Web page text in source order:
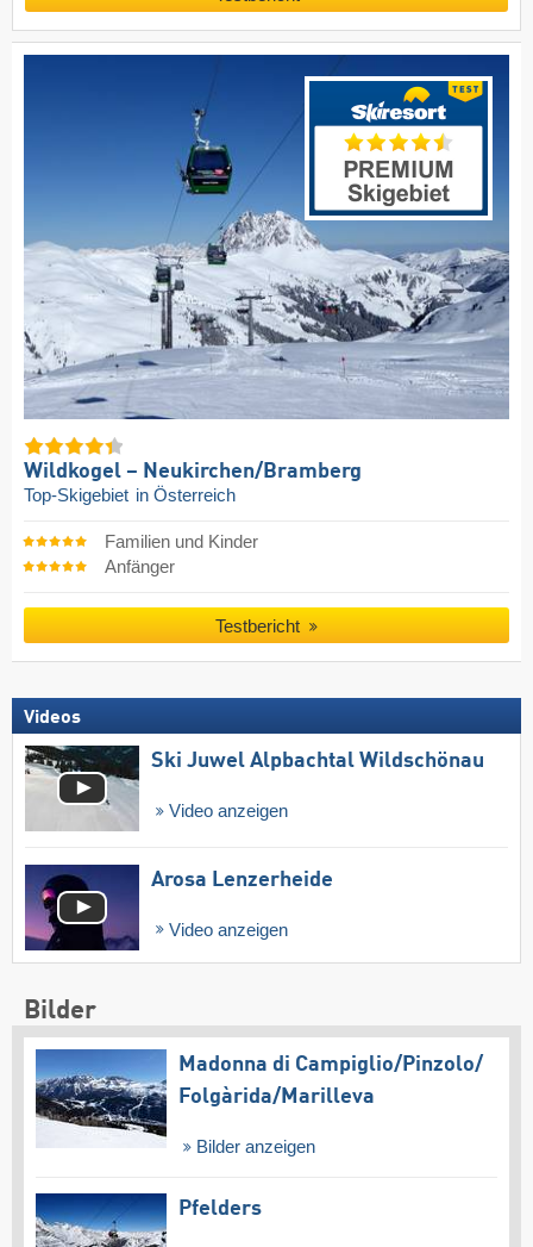
Wildkogel – Neukirchen/​Bramberg
Top-Skigebiet in Österreich
Familien und Kinder
Anfänger
Testbericht
Videos
Ski Juwel Alpbachtal Wildschönau
Video anzeigen
Arosa Lenzerheide
Video anzeigen
Bilder
Madonna di Campiglio/​Pinzolo/​
Folgàrida/​Marilleva
Bilder anzeigen
Pfelders